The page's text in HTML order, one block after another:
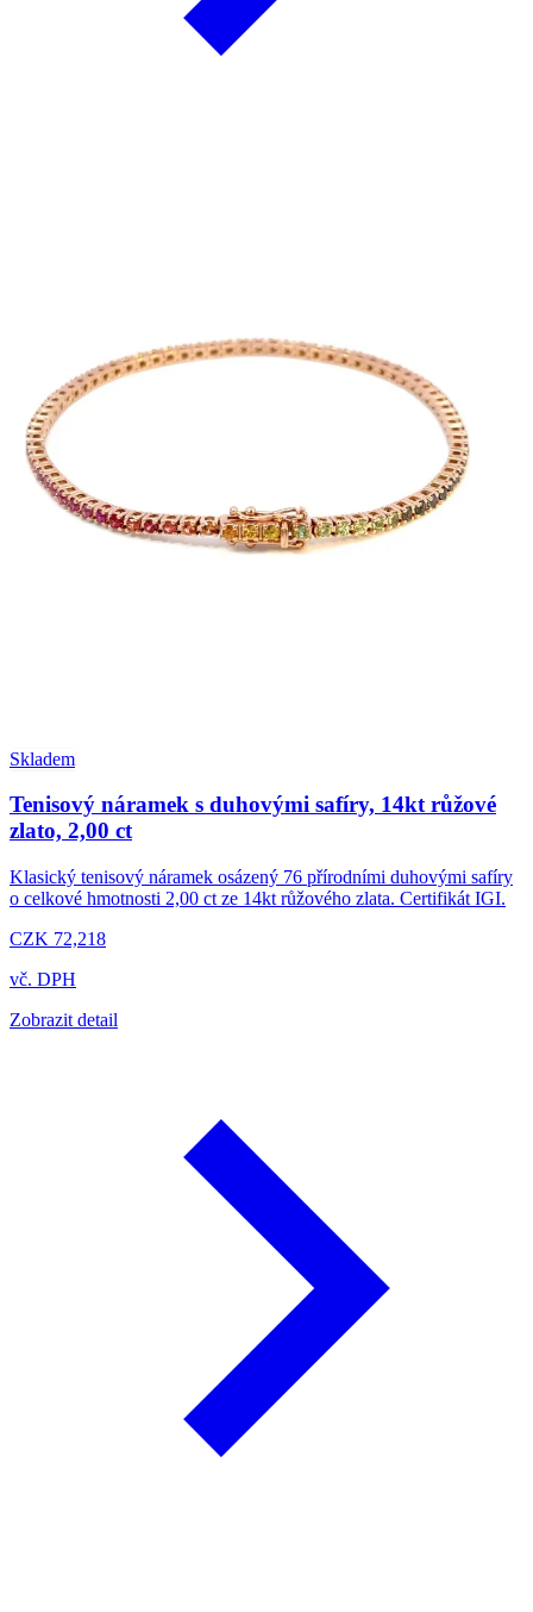
Skladem
Tenisový náramek s duhovými safíry, 14kt růžové
zlato, 2,00 ct
Klasický tenisový náramek osázený 76 přírodními duhovými safíry
o celkové hmotnosti 2,00 ct ze 14kt růžového zlata. Certifikát IGI.
CZK 72,218
vč. DPH
Zobrazit detail